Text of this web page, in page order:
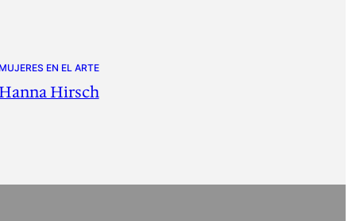
MUJERES EN EL ARTE
Hirsch